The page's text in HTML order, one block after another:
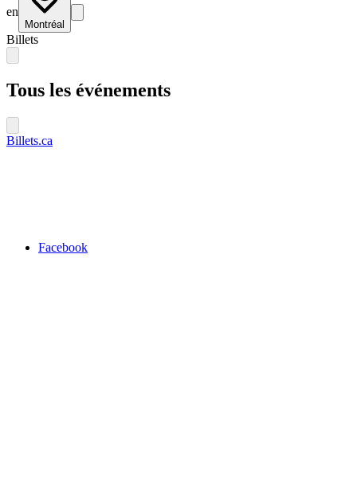
en
Montréal
Billets
Tous les événements
Billets.ca
Facebook